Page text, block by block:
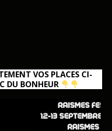
VOS PLACES CI-
DU BONHEUR